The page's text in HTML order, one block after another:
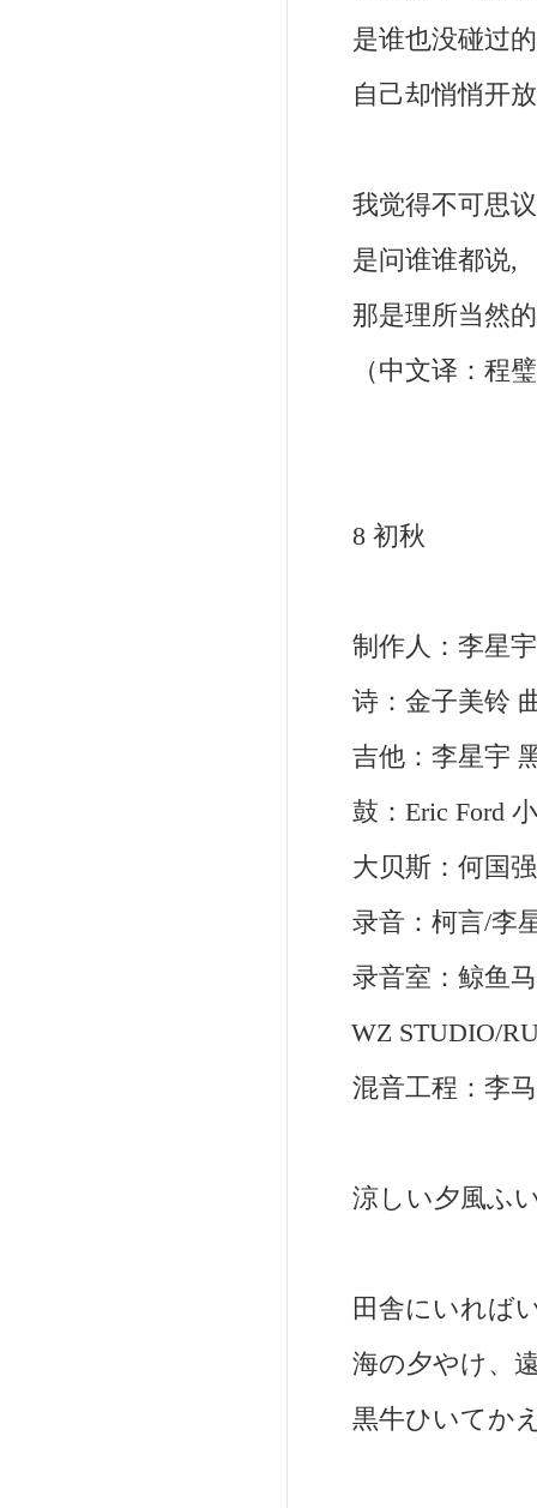
是谁也没碰过的
自己却悄悄开放
我觉得不可思议
是问谁谁都说,
那是理所当
（中文译：程
8 初秋
制作人：李星宇
诗：金子美铃 曲
吉他：李星宇 黑
鼓：Eric Ford 小
大贝斯：何国强
录音：柯言/李星
录音室：鲸鱼马
WZ STUDIO/
混音工程：李马
涼しい夕風ふ
田舎にいればい
海の夕やけ、遠
黒牛ひいてかえ